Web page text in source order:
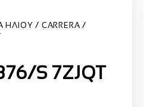
ΗΛΙΟΥ
CARRERA
S 7ZJQT